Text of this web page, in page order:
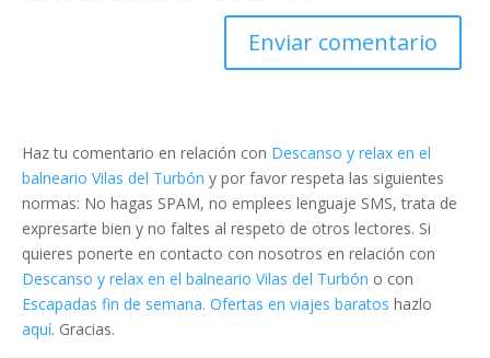
Haz tu comentario en relación con Descanso y relax en el
balneario Vilas del Turbón y por favor respeta las siguientes
normas: No hagas SPAM, no emplees lenguaje SMS, trata de
expresarte bien y no faltes al respeto de otros lectores. Si
quieres ponerte en contacto con nosotros en relación con
Descanso y relax en el balneario Vilas del Turbón o con
Escapadas fin de semana. Ofertas en viajes baratos hazlo
aquí. Gracias.